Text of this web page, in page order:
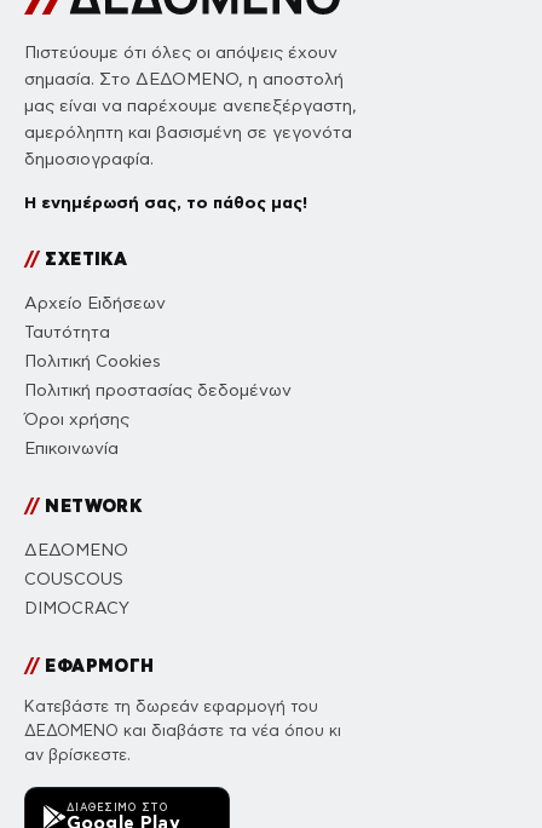
Πιστεύουμε ότι όλες οι απόψεις έχουν
σημασία. Στο ΔΕΔΟΜΕΝΟ, η αποστολή
μας είναι να παρέχουμε ανεπεξέργαστη,
αμερόληπτη και βασισμένη σε γεγονότα
δημοσιογραφία.
Η ενημέρωσή σας, το πάθος μας!
//ΣΧΕΤΙΚΑ
Αρχείο Ειδήσεων
Ταυτότητα
Πολιτική Cookies
Πολιτική προστασίας δεδομένων
Όροι χρήσης
Επικοινωνία
//NETWORK
ΔΕΔΟΜΕΝΟ
COUSCOUS
DIMOCRACY
//ΕΦΑΡΜΟΓΗ
Κατεβάστε τη δωρεάν εφαρμογή του
ΔΕΔΟΜΕΝΟ και διαβάστε τα νέα όπου κι
αν βρίσκεστε.
ΔΙΑΘΈΣΙΜΟ ΣΤΟ
Google Play